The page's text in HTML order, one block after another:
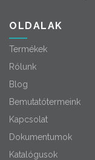
OLDALAK
Termékek
Rólunk
Blog
Bemutatótermeink
Kapcsolat
Dokumentumok
Katalógusok